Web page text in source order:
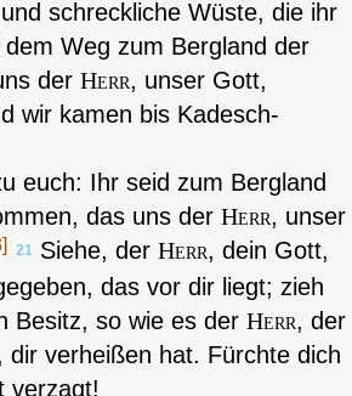
schreckliche Wüste, die ihr
Weg zum Bergland der
derHerr, unser Gott,
wir kamen bis Kadesch-
euch: Ihr seid zum Bergland
das uns derHerr, unser
21 Siehe, derHerr, dein Gott,
das vor dir liegt; zieh
Besitz, so wie es derHerr, der
dir verheißen hat. Fürchte dich
verzagt!